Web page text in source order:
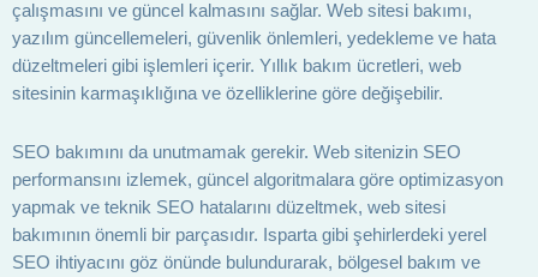
çalışmasını ve güncel kalmasını sağlar. Web sitesi bakımı,
yazılım güncellemeleri, güvenlik önlemleri, yedekleme ve hata
düzeltmeleri gibi işlemleri içerir. Yıllık bakım ücretleri, web
sitesinin karmaşıklığına ve özelliklerine göre değişebilir.
SEO bakımını da unutmamak gerekir. Web sitenizin SEO
performansını izlemek, güncel algoritmalara göre optimizasyon
yapmak ve teknik SEO hatalarını düzeltmek, web sitesi
bakımının önemli bir parçasıdır. Isparta gibi şehirlerdeki yerel
SEO ihtiyacını göz önünde bulundurarak, bölgesel bakım ve